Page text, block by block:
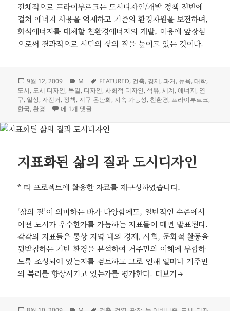
전체적으로 프라이부르크는 도시디자인/개발 정책 전반에
걸쳐 에너지 사용을 억제하고 기존의 환경자원을 보전하며,
화석에너지를 대체할 친환경에너지의 개발, 이용에 앞장섬
으로써 결과적으로 시민의 삶의 질을 높이고 있는 것이다.
작
성
일
자
9월 12, 2009
카
테
고
리
M
태
그
FEATURED, 건축, 경제,과거, 뉴욕,대학,
도시, 도시 디자인, 독일, 디자인, 사회적 디자인, 석유,세계,에너지, 연
구, 일상, 자전거, 정책, 지구 온난화, 지속 가능성, 친환경, 프라이부르크,
한국, 환경 지구 온난화와 녹색 도시
에 1개 댓글
지표화된 삶의 질과 도시디자인
* 타 프로젝트에 활용한 자료를 재구성하였습니다.
‘삶의 질’이 의미하는 바가 다양함에도, 일반적인 수준에서
어떤 도시가 우수한가를 가늠하는 지표들이 매년 발표된다.
각각의 지표들은 통상 지역 내의 경제, 사회, 문화적 활동을
뒷받침하는 기반 환경을 분석하여 거주민의 이해에 부합하
도록 조성되어 있는지를 검토하고 그로 인해 얼마나 거주민
의 복리를 향상시키고 있는가를 평가한다. 지표화된 삶의 질과 도
더보기